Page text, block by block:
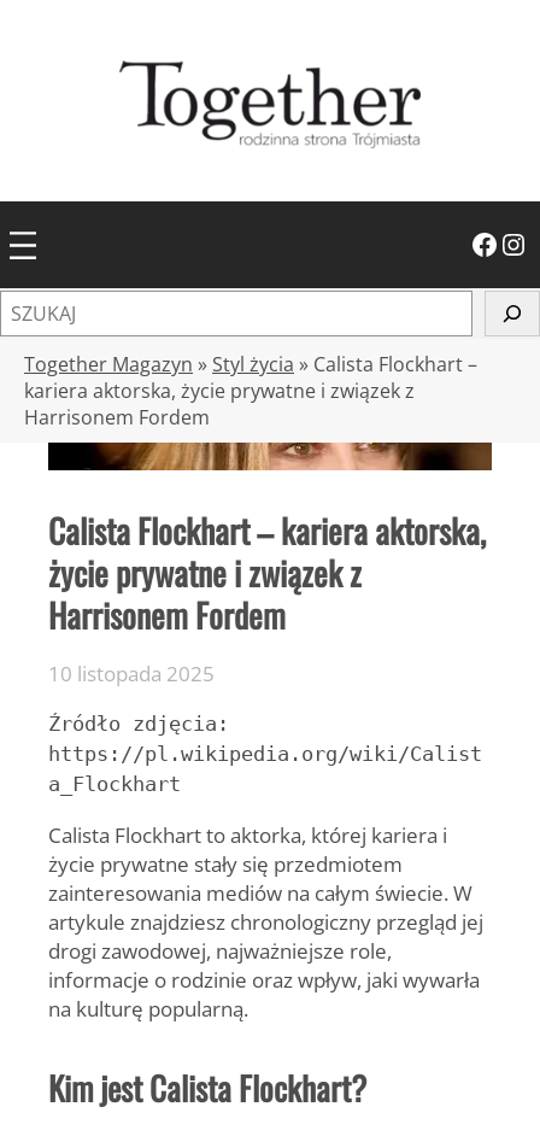
Facebook Instagram
z
Together Magazyn » Styl życia » Calista Flockhart –
kariera aktorska, życie prywatne i związek z
Harrisonem Fordem
Calista Flockhart – kariera aktorska,
życie prywatne i związek z
Harrisonem Fordem
10 listopada 2025
Źródło zdjęcia:
https://pl.wikipedia.org/wiki/Calist
a_Flockhart
Calista Flockhartto aktorka, której kariera i
życie prywatne stały się przedmiotem
zainteresowania mediów na całym świecie. W
artykule znajdziesz chronologiczny przegląd jej
drogi zawodowej, najważniejsze role,
informacje o rodzinie oraz wpływ, jaki wywarła
na kulturę popularną.
Kim jest Calista Flockhart?